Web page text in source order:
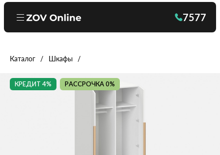
7577
Каталог Шкафы
КРЕДИТ 4% РАССРОЧКА 0%